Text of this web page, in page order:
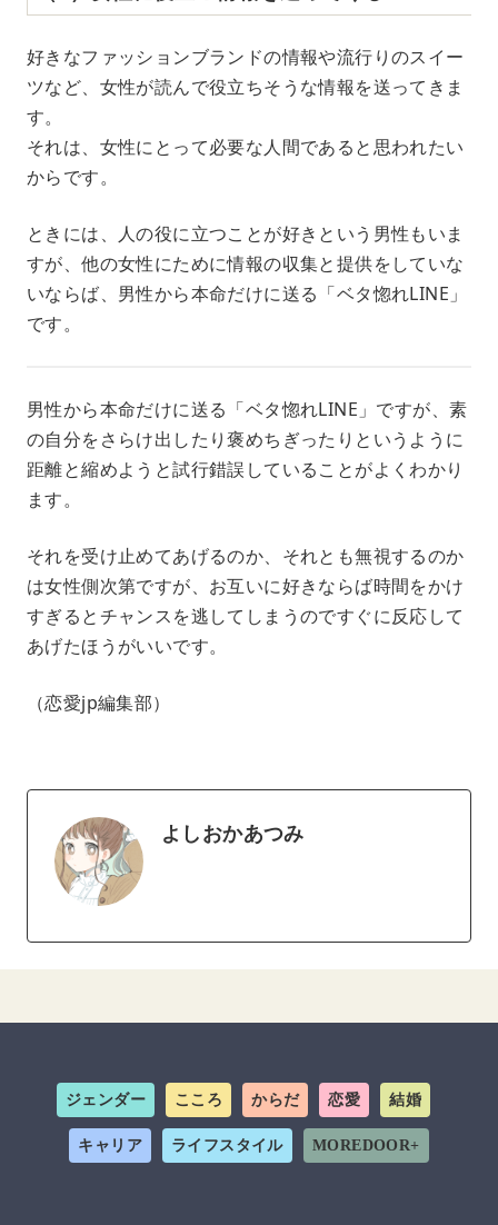
好きなファッションブランドの情報や流行りのスイー
ツなど、女性が読んで役立ちそうな情報を送ってきま
す。
それは、女性にとって必要な人間であると思われたい
からです。
ときには、人の役に立つことが好きという男性もいま
すが、他の女性にために情報の収集と提供をしていな
いならば、男性から本命だけに送る「ベタ惚れLINE」
です。
男性から本命だけに送る「ベタ惚れLINE」ですが、素
の自分をさらけ出したり褒めちぎったりというように
距離と縮めようと試行錯誤していることがよくわかり
ます。
それを受け止めてあげるのか、それとも無視するのか
は女性側次第ですが、お互いに好きならば時間をかけ
すぎるとチャンスを逃してしまうのですぐに反応して
あげたほうがいいです。
（恋愛jp編集部）
よしおかあつみ
ジェンダー こころ からだ 恋愛 結婚
キャリア ライフスタイル MOREDOOR+